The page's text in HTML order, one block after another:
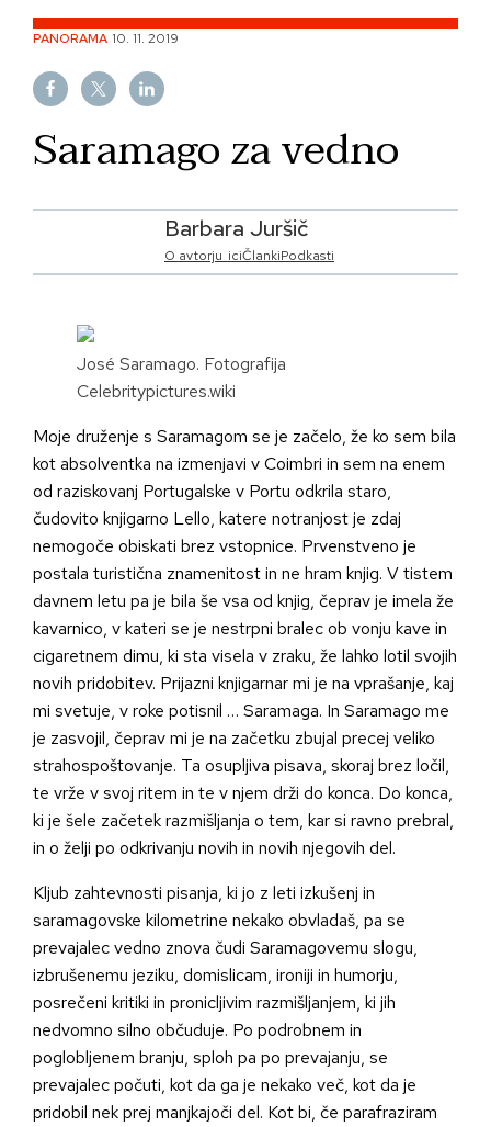
content
PANORAMA 10. 11. 2019
Saramago za vedno
Barbara Juršič
O avtorju_iciČlankiPodkasti
José Saramago. Fotografija
Celebritypictures.wiki
Moje druženje s Saramagom se je začelo, že ko sem bila
kot absolventka na izmenjavi v Coimbri in sem na enem
od raziskovanj Portugalske v Portu odkrila staro,
čudovito knjigarno Lello, katere notranjost je zdaj
nemogoče obiskati brez vstopnice. Prvenstveno je
postala turistična znamenitost in ne hram knjig. V tistem
davnem letu pa je bila še vsa od knjig, čeprav je imela že
kavarnico, v kateri se je nestrpni bralec ob vonju kave in
cigaretnem dimu, ki sta visela v zraku, že lahko lotil svojih
novih pridobitev. Prijazni knjigarnar mi je na vprašanje, kaj
mi svetuje, v roke potisnil … Saramaga. In Saramago me
je zasvojil, čeprav mi je na začetku zbujal precej veliko
strahospoštovanje. Ta osupljiva pisava, skoraj brez ločil,
te vrže v svoj ritem in te v njem drži do konca. Do konca,
ki je šele začetek razmišljanja o tem, kar si ravno prebral,
in o želji po odkrivanju novih in novih njegovih del.
Kljub zahtevnosti pisanja, ki jo z leti izkušenj in
saramagovske kilometrine nekako obvladaš, pa se
prevajalec vedno znova čudi Saramagovemu slogu,
izbrušenemu jeziku, domislicam, ironiji in humorju,
posrečeni kritiki in pronicljivim razmišljanjem, ki jih
nedvomno silno občuduje. Po podrobnem in
poglobljenem branju, sploh pa po prevajanju, se
prevajalec počuti, kot da ga je nekako več, kot da je
pridobil nek prej manjkajoči del. Kot bi, če parafraziram